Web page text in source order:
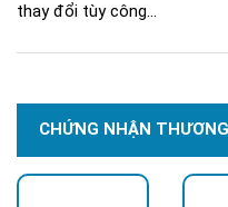
thay đổi tùy công...
CHỨNG NHẬN